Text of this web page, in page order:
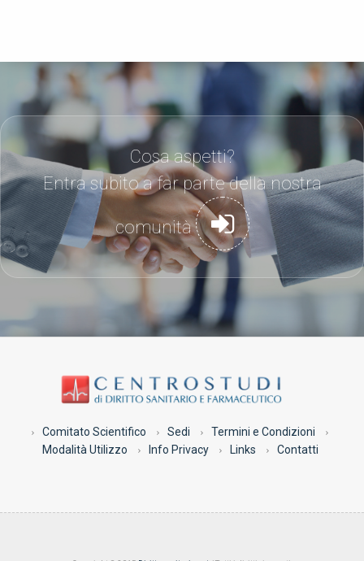
Cosa aspetti?
Entra subito a far parte della nostra
comunità
Comitato Scientifico Sedi
Termini e Condizioni
Modalità Utilizzo
Info Privacy Links Contatti